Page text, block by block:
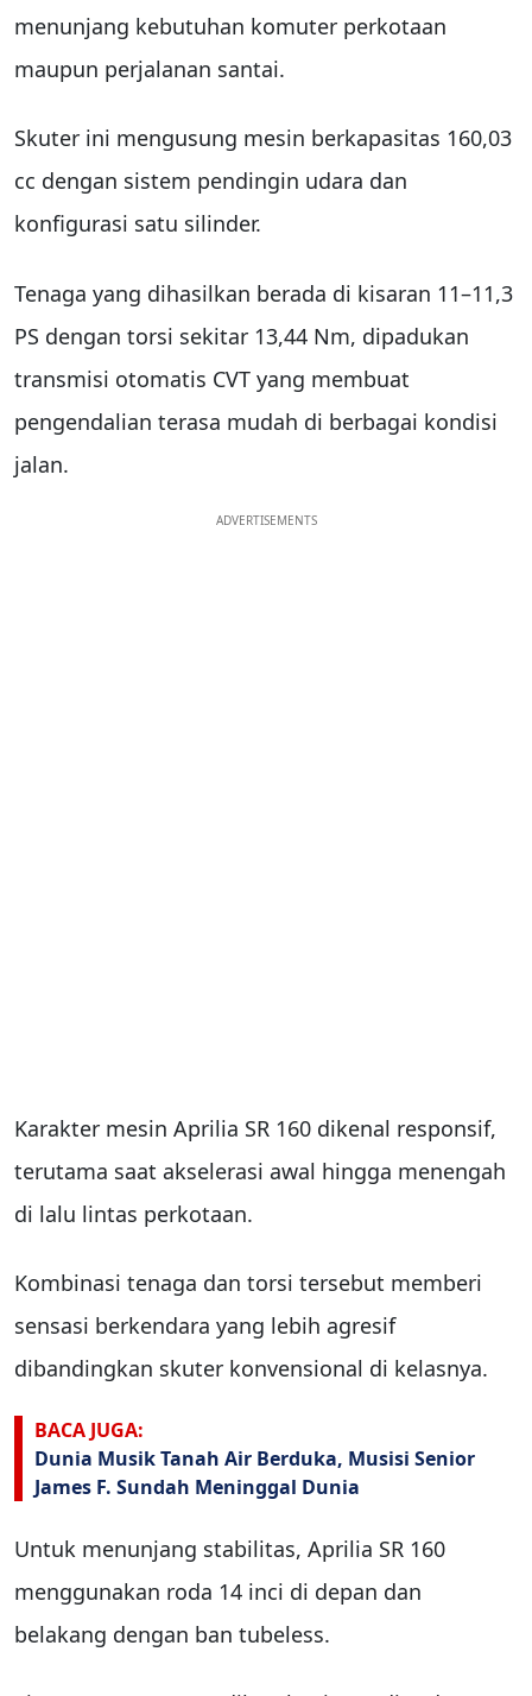
menunjang kebutuhan komuter perkotaan
maupun perjalanan santai.
Skuter ini mengusung mesin berkapasitas 160,03
cc dengan sistem pendingin udara dan
konfigurasi satu silinder.
Tenaga yang dihasilkan berada di kisaran 11–11,3
PS dengan torsi sekitar 13,44 Nm, dipadukan
transmisi otomatis CVT yang membuat
pengendalian terasa mudah di berbagai kondisi
jalan.
ADVERTISEMENTS
Karakter mesin Aprilia SR 160 dikenal responsif,
terutama saat akselerasi awal hingga menengah
di lalu lintas perkotaan.
Kombinasi tenaga dan torsi tersebut memberi
sensasi berkendara yang lebih agresif
dibandingkan skuter konvensional di kelasnya.
BACA JUGA:
Dunia Musik Tanah Air Berduka, Musisi Senior
James F. Sundah Meninggal Dunia
Untuk menunjang stabilitas, Aprilia SR 160
menggunakan roda 14 inci di depan dan
belakang dengan ban tubeless.